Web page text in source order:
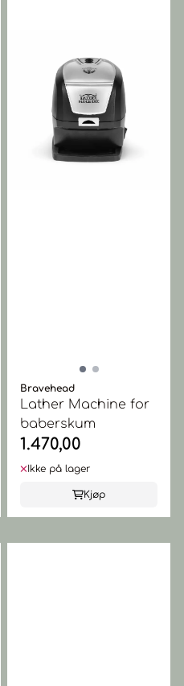
Bravehead
Lather Machine for
baberskum
1.470,00
Ikke på lager
Kjøp